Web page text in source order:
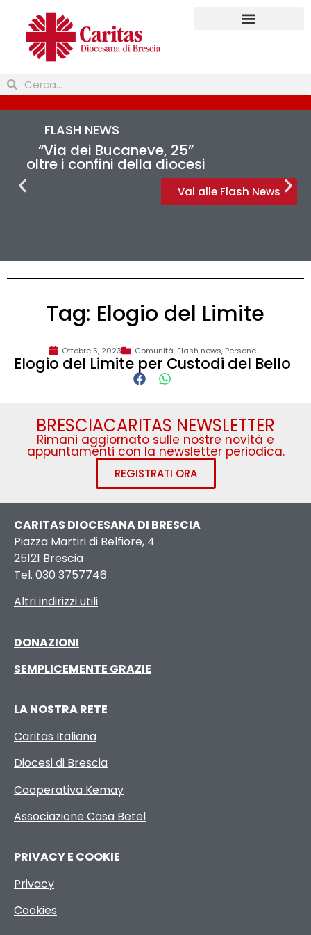
FLASH NEWS
“Via dei Bucaneve, 25”
oltre i confini della diocesi
Vai alle Flash News
Tag: Elogio del Limite
Ottobre 5, 2023 Comunità, Flash news, Persone
Elogio del Limite per Custodi del Bello
BRESCIACARITAS NEWSLETTER
Rimani aggiornato sulle nostre novità e
appuntamenti con la newsletter periodica.
REGISTRATI ORA
CARITAS DIOCESANA DI BRESCIA
Piazza Martiri di Belfiore, 4
25121 Brescia
Tel. 030 3757746
Altri indirizzi utili
DONAZIONI
SEMPLICEMENTE GRAZIE
LA NOSTRA RETE
Caritas Italiana
Diocesi di Brescia
Cooperativa Kemay
Associazione Casa Betel
PRIVACY E COOKIE
Privacy
Cookies